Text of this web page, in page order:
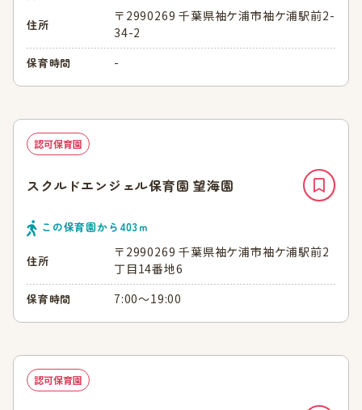
住所
〒2990269 千葉県袖ケ浦市袖ケ浦駅前2-
34-2
保育時間 -
認可保育園
スクルドエンジェル保育園 望海園
この保育園から 403ｍ
住所
〒2990269 千葉県袖ケ浦市袖ケ浦駅前2
丁目14番地6
保育時間 7:00～19:00
認可保育園